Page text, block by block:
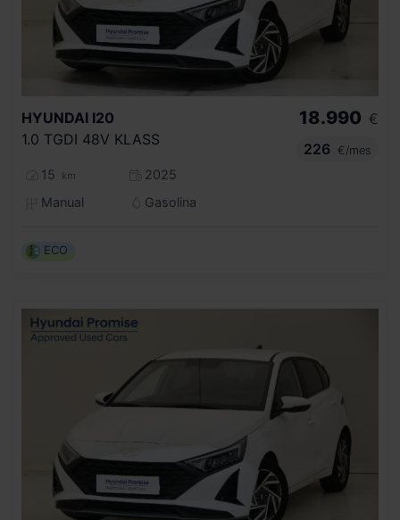
HYUNDAI I20
1.0 TGDI 48V KLASS
15 km
2025
Manual
Gasolina
18.990 €
226
€/mes
ECO